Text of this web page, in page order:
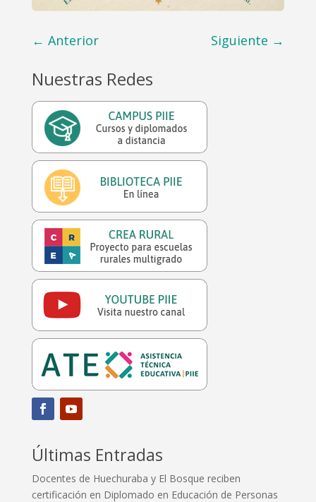
← Anterior Siguiente →
Nuestras Redes
Últimas Entradas
Docentes de Huechuraba y El Bosque reciben
certificación en Diplomado en Educación de Personas